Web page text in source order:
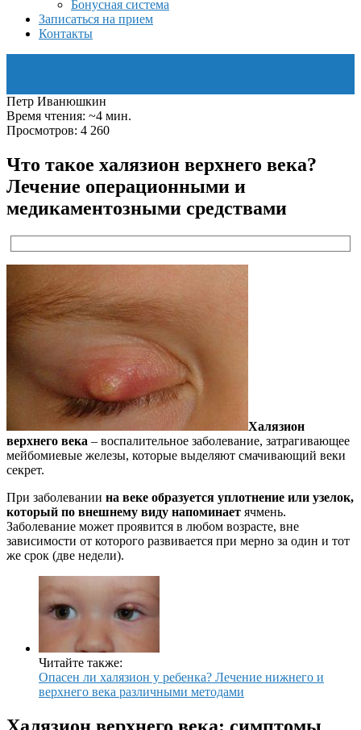
Бонусная система
Записаться на прием
Контакты
Петр Иванюшкин
Время чтения: ~4 мин.
Просмотров: 4 260
Что такое халязион верхнего века?
Лечение операционными и
медикаментозными средствами
Халязион
верхнего века – воспалительное заболевание, затрагивающее
мейбомиевые железы, которые выделяют смачивающий веки
секрет.
При заболевании на веке образуется уплотнение или узелок,
который по внешнему виду напоминает ячмень.
Заболевание может проявится в любом возрасте, вне
зависимости от которого развивается при мерно за один и тот
же срок (две недели).
Читайте также:
Опасен ли халязион у ребенка? Лечение нижнего и
верхнего века различными методами
Халязион верхнего века: симптомы